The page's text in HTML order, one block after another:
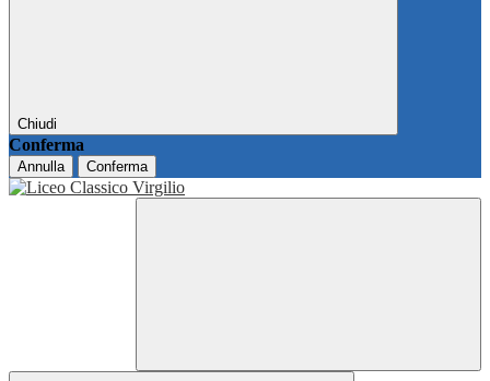
Chiudi
Conferma
Annulla Conferma